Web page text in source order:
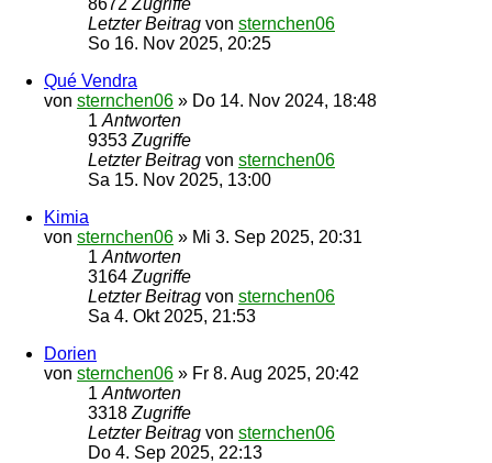
8672 Zugriffe
Letzter Beitrag von sternchen06
So 16. Nov 2025, 20:25
Qué Vendra
von sternchen06 » Do 14. Nov 2024, 18:48
1 Antworten
9353 Zugriffe
Letzter Beitrag von sternchen06
Sa 15. Nov 2025, 13:00
Kimia
von sternchen06 » Mi 3. Sep 2025, 20:31
1 Antworten
3164 Zugriffe
Letzter Beitrag von sternchen06
Sa 4. Okt 2025, 21:53
Dorien
von sternchen06 » Fr 8. Aug 2025, 20:42
1 Antworten
3318 Zugriffe
Letzter Beitrag von sternchen06
Do 4. Sep 2025, 22:13